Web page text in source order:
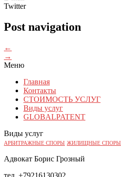
Twitter
Post navigation
←
→
Меню
Главная
Контакты
СТОИМОСТЬ УСЛУГ
Виды услуг
GLOBALPATENT
Виды услуг
АРБИТРАЖНЫЕ СПОРЫ ЖИЛИЩНЫЕ СПОРЫ
Адвокат Борис Грозный
тел. +79216130302